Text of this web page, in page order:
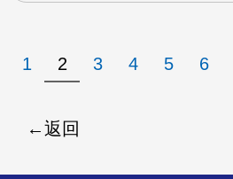
1 2 3 4 5 6
返回